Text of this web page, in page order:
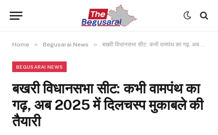
Home » Begusarai News » बखरी विधानसभा सीट: कभी वामपंथ का गढ़, अब 2025 में दिलचस्प मुकाबले की तैयारी
BEGUSARAI NEWS
बखरी विधानसभा सीट: कभी वामपंथ का
गढ़, अब 2025 में दिलचस्प मुकाबले की
तैयारी